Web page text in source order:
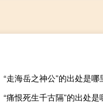
“走海岳之神公”的出处是哪
“痛恨死生千古隔”的出处是